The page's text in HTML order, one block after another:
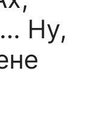
Ну,